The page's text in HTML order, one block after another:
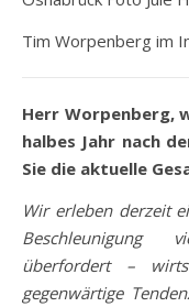
Tim Worpenberg im
Herr Worpenberg,
halbes Jahr nach
Sie die aktuelle
Wir erleben derzeit
Beschleunigung
überfordert –
gegenwärtige